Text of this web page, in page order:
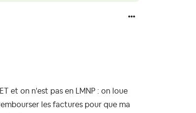
et on n'est pas en LMNP : on loue
les factures pour que ma